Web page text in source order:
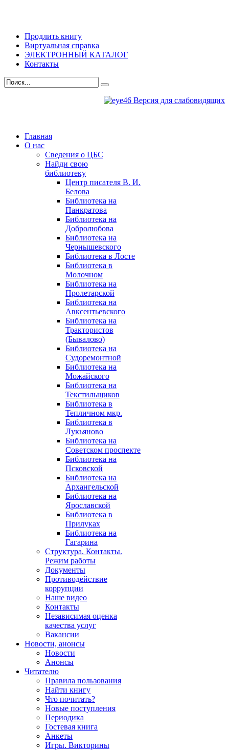
Продлить книгу
Виртуальная справка
ЭЛЕКТРОННЫЙ КАТАЛОГ
Контакты
Версия для слабовидящих
Главная
О нас
Сведения о ЦБС
Найди свою
библиотеку
Центр писателя В. И.
Белова
Библиотека на
Панкратова
Библиотека на
Добролюбова
Библиотека на
Чернышевского
Библиотека в Лосте
Библиотека в
Молочном
Библиотека на
Пролетарской
Библиотека на
Авксентьевского
Библиотека на
Трактористов
(Бывалово)
Библиотека на
Судоремонтной
Библиотека на
Можайского
Библиотека на
Текстильщиков
Библиотека в
Тепличном мкр.
Библиотека в
Лукьяново
Библиотека на
Советском проспекте
Библиотека на
Псковской
Библиотека на
Архангельской
Библиотека на
Ярославской
Библиотека в
Прилуках
Библиотека на
Гагарина
Структура. Контакты.
Режим работы
Документы
Противодействие
коррупции
Наше видео
Контакты
Независимая оценка
качества услуг
Вакансии
Новости, анонсы
Новости
Анонсы
Читателю
Правила пользования
Найти книгу
Что почитать?
Новые поступления
Периодика
Гостевая книга
Анкеты
Игры. Викторины